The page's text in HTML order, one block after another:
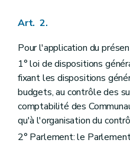
Art. 27
Chapitre V
Art. 28
Art. 29
Titre III
Dispositions
Chapitre Ier
Art. 30
Art. 31
Art. 32
Art. 2.
Pour l'application du
1° loi de dispositions
fixant les dispositions
budgets, au contrôle des
comptabilité des
qu'à l'organisation du
2° Parlement: le